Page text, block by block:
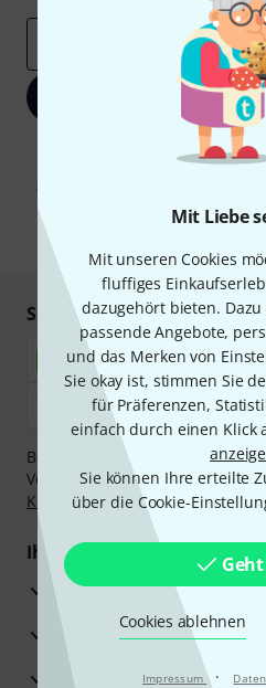
Mit Liebe
Mit unseren Cookies
fluffiges
dazugehört bieten.
passende Angebote,
und das Merken von
Sie okay ist, stimmen Sie
für Präferenzen,
einfach durch einen Klick
Sie können Ihre erteilte
über die Cookie-
Cookies ablehnen
Impressum ·
Jetzt
Mit Klick auf „Jetzt anmelden“
Werbung und einer Messung des E-
Abmeldung ist jederzeit möglich.
Sicher einkaufen &
Bezahlen Sie vertraulich und
Vorkasse, PayPal, Amazon Pay,
Klarna Ratenzahlungoder
Ihre Vorteile
3 Jahre Thomann Garantie
30 Tage Money-Back-Garantie
Reparaturservice